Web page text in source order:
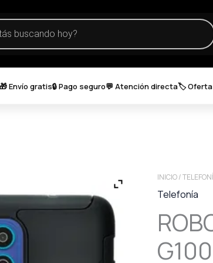
Envío gratis🔒 Pago seguro💬 Atención directa🏷️
INICIO/
Telefonía